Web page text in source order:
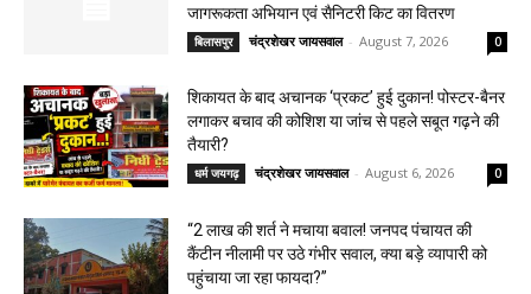
जागरूकता अभियान एवं सैनिटरी किट का वितरण
बिलासपुर चंद्रशेखर जायसवाल - August 7, 2026 0
शिकायत के बाद अचानक ‘प्रकट’ हुई दुकान! पोस्टर-बैनर
लगाकर बचाव की कोशिश या जांच से पहले सबूत गढ़ने की
तैयारी?
धर्म जयगढ़ चंद्रशेखर जायसवाल - August 6, 2026 0
“2 लाख की शर्त ने मचाया बवाल! जनपद पंचायत की
कैंटीन नीलामी पर उठे गंभीर सवाल, क्या बड़े व्यापारी को
पहुंचाया जा रहा फायदा?”